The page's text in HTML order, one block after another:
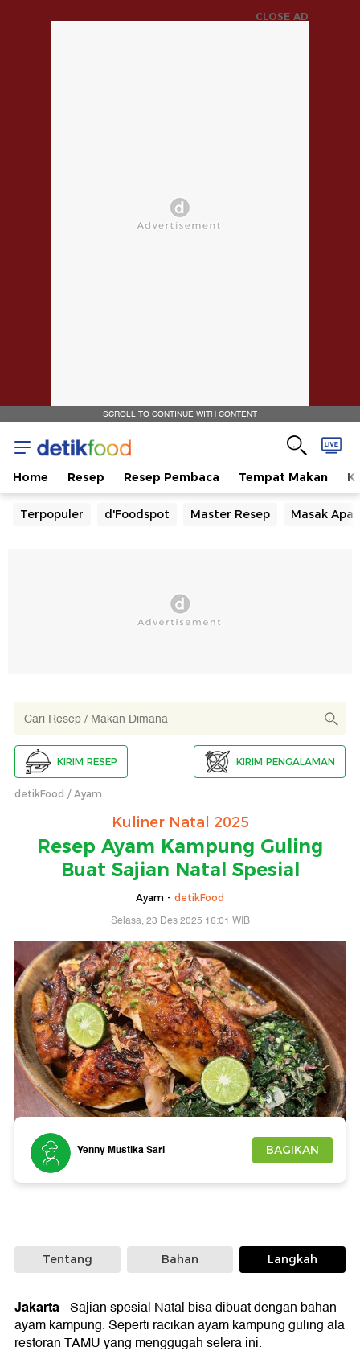
CLOSE AD
SCROLL TO CONTINUE WITH CONTENT
Home Resep Resep Pembaca Tempat Makan
Terpopuler d'Foodspot Master Resep Masak Apa
KIRIM RESEP KIRIM PENGALAMAN
detikFood Ayam
Kuliner Natal 2025
Resep Ayam Kampung Guling
Buat Sajian Natal Spesial
Ayam - detikFood
Selasa, 23 Des 2025 16:01 WIB
Foto: Atiqa Rana/detikcom
Yenny Mustika Sari BAGIKAN
Tentang Bahan Langkah
Jakarta-Sajian spesial Natal bisa dibuat dengan bahan
ayam kampung. Seperti racikan ayam kampung guling ala
restoran TAMU yang menggugah selera ini.